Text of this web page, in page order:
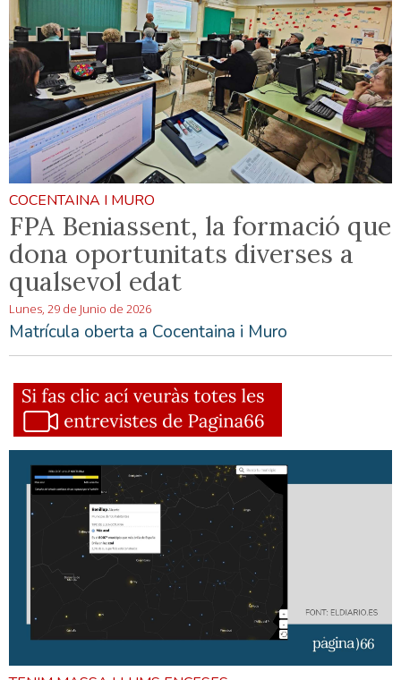
COCENTAINA I MURO
FPA Beniassent, la formació que
dona oportunitats diverses a
qualsevol edat
Lunes, 29 de Junio de 2026
Matrícula oberta a Cocentaina i Muro